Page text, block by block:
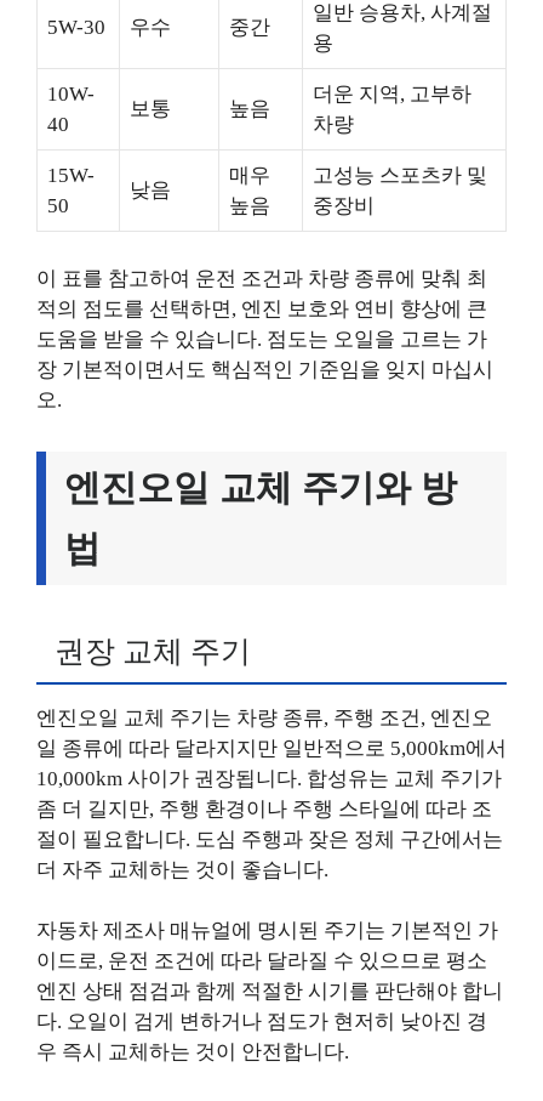
5W-30 우수 중간
일반 승용차, 사계절
용
10W-
40
보통 높음
더운 지역, 고부하
차량
15W-
50
낮음
매우
높음
고성능 스포츠카 및
중장비
이 표를 참고하여 운전 조건과 차량 종류에 맞춰 최
적의 점도를 선택하면, 엔진 보호와 연비 향상에 큰
도움을 받을 수 있습니다. 점도는 오일을 고르는 가
장 기본적이면서도 핵심적인 기준임을 잊지 마십시
오.
엔진오일 교체 주기와 방
법
권장 교체 주기
엔진오일 교체 주기는 차량 종류, 주행 조건, 엔진오
일 종류에 따라 달라지지만 일반적으로 5,000km에서
10,000km 사이가 권장됩니다. 합성유는 교체 주기가
좀 더 길지만, 주행 환경이나 주행 스타일에 따라 조
절이 필요합니다. 도심 주행과 잦은 정체 구간에서는
더 자주 교체하는 것이 좋습니다.
자동차 제조사 매뉴얼에 명시된 주기는 기본적인 가
이드로, 운전 조건에 따라 달라질 수 있으므로 평소
엔진 상태 점검과 함께 적절한 시기를 판단해야 합니
다. 오일이 검게 변하거나 점도가 현저히 낮아진 경
우 즉시 교체하는 것이 안전합니다.